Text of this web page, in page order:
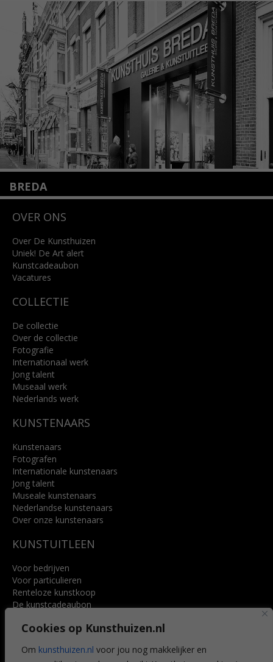
Cookies op Kunsthuizen.nl
Om kunsthuizen.nl voor jou nog makkelijker en
Amstelveenseweg 135
1075 VX Amsterdam
+31 (0)20 2332546
info@kunsthuisamsterdam.nl
Lees meer
BREDA
4818 SB Breda
info@kunsthuisbreda.nl
Lees meer
OVER ONS
Over De Kunsthuizen
Uniek! De Art alert
Kunstcadeaubon
Vacatures
COLLECTIE
De collectie
Over de collectie
Fotografie
Internationaal werk
Jong talent
Museaal werk
Nederlands werk
KUNSTENAARS
Kunstenaars
Fotografen
Internationale kunstenaars
Jong talent
Museale kunstenaars
Nederlandse kunstenaars
Over onze kunstenaars
KUNSTUITLEEN
Voor bedrijven
Voor particulieren
Renteloze kunstkoop
De kunstcadeaubon
Voordelen
Veelgestelde vragen